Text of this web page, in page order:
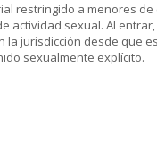
restringido a menores
actividad sexual. Al
la jurisdicción desde que
sexualmente explícito.